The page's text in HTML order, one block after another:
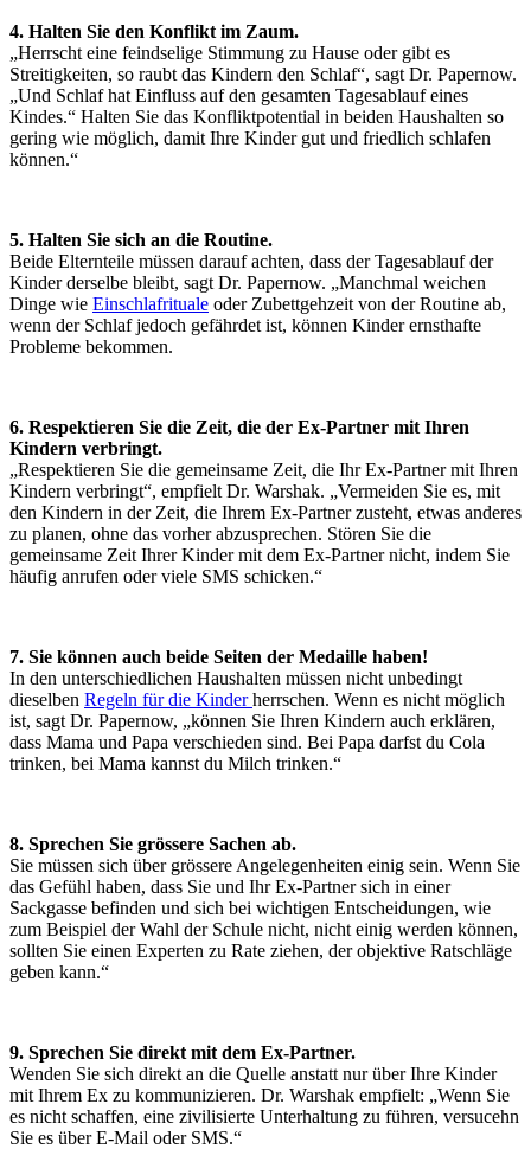
4. Halten Sie den Konflikt im Zaum.
„Herrscht eine feindselige Stimmung zu Hause oder gibt es
Streitigkeiten, so raubt das Kindern den Schlaf“, sagt Dr. Papernow.
„Und Schlaf hat Einfluss auf den gesamten Tagesablauf eines
Kindes.“ Halten Sie das Konfliktpotential in beiden Haushalten so
gering wie möglich, damit Ihre Kinder gut und friedlich schlafen
können.“
5. Halten Sie sich an die Routine.
Beide Elternteile müssen darauf achten, dass der Tagesablauf der
Kinder derselbe bleibt, sagt Dr. Papernow. „Manchmal weichen
Dinge wie Einschlafrituale oder Zubettgehzeit von der Routine ab,
wenn der Schlaf jedoch gefährdet ist, können Kinder ernsthafte
Probleme bekommen.
6. Respektieren Sie die Zeit, die der Ex-Partner mit Ihren
Kindern verbringt.
„Respektieren Sie die gemeinsame Zeit, die Ihr Ex-Partner mit Ihren
Kindern verbringt“, empfielt Dr. Warshak. „Vermeiden Sie es, mit
den Kindern in der Zeit, die Ihrem Ex-Partner zusteht, etwas anderes
zu planen, ohne das vorher abzusprechen. Stören Sie die
gemeinsame Zeit Ihrer Kinder mit dem Ex-Partner nicht, indem Sie
häufig anrufen oder viele SMS schicken.“
7. Sie können auch beide Seiten der Medaille haben!
In den unterschiedlichen Haushalten müssen nicht unbedingt
dieselben Regeln für die Kinderherrschen. Wenn es nicht möglich
ist, sagt Dr. Papernow, „können Sie Ihren Kindern auch erklären,
dass Mama und Papa verschieden sind. Bei Papa darfst du Cola
trinken, bei Mama kannst du Milch trinken.“
8. Sprechen Sie grössere Sachen ab.
Sie müssen sich über grössere Angelegenheiten einig sein. Wenn Sie
das Gefühl haben, dass Sie und Ihr Ex-Partner sich in einer
Sackgasse befinden und sich bei wichtigen Entscheidungen, wie
zum Beispiel der Wahl der Schule nicht, nicht einig werden können,
sollten Sie einen Experten zu Rate ziehen, der objektive Ratschläge
geben kann.“
9. Sprechen Sie direkt mit dem Ex-Partner.
Wenden Sie sich direkt an die Quelle anstatt nur über Ihre Kinder
mit Ihrem Ex zu kommunizieren. Dr. Warshak empfielt: „Wenn Sie
es nicht schaffen, eine zivilisierte Unterhaltung zu führen, versucehn
Sie es über E-Mail oder SMS.“